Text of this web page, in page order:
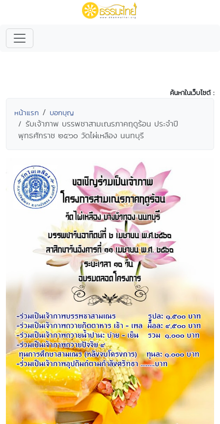
ค้นหาในเว็บไซต์ :
หน้าแรก บอกบุญ
รับเจ้าภาพ บรรพชาสามเณรภาคฤดูร้อน ประจำปี
พุทธศักราช ๒๕๖๐ วัดไผ่เหลือง นนทบุรี